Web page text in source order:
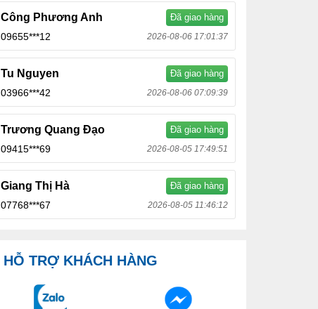
Công Phương Anh Đã giao hàng
09655***12 2026-08-06 17:01:37
Tu Nguyen Đã giao hàng
03966***42 2026-08-06 07:09:39
Trương Quang Đạo Đã giao hàng
09415***69 2026-08-05 17:49:51
Giang Thị Hà Đã giao hàng
07768***67 2026-08-05 11:46:12
HỖ TRỢ KHÁCH HÀNG